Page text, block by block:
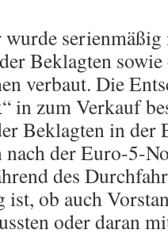
Beklagten sowie
verbaut. Die
in zum Verkauf
Beklagten in der
der Euro-5-
des
ist, ob auch
oder daran